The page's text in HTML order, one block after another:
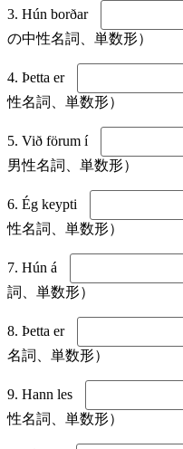
3. Hún borðar
の中性名詞、単数形）
4. Þetta er
性名詞、単数形）
5. Við förum í
男性名詞、単数形）
6. Ég keypti
性名詞、単数形）
7. Hún á
詞、単数形）
8. Þetta er
名詞、単数形）
9. Hann les
性名詞、単数形）